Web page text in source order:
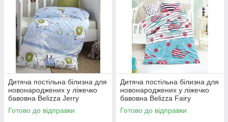
Дитяча постільна білизна для
новонароджених у ліжечко
бавовна Belizza Jerry
Готово до відправки
Дитяча постільна білизна для
новонароджених у ліжечко
бавовна Belizza Fairy
Готово до відправки